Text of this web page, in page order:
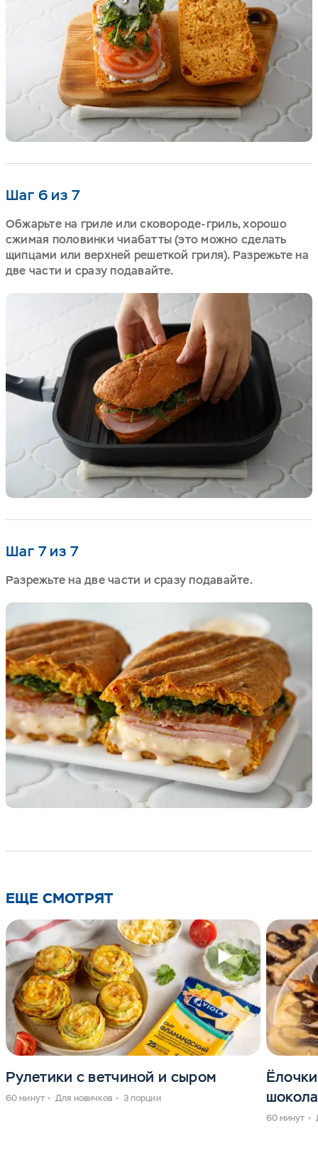
Шаг 6 из 7
Обжарьте на гриле или сковороде-гриль, хорошо
сжимая половинки чиабатты (это можно сделать
щипцами или верхней решеткой гриля). Разрежьте на
две части и сразу подавайте.
Шаг 7 из 7
Разрежьте на две части и сразу подавайте.
ЕЩЕ СМОТРЯТ
Рулетики с ветчиной и сыром
60 минут Для новичков 3 порции
60 минут